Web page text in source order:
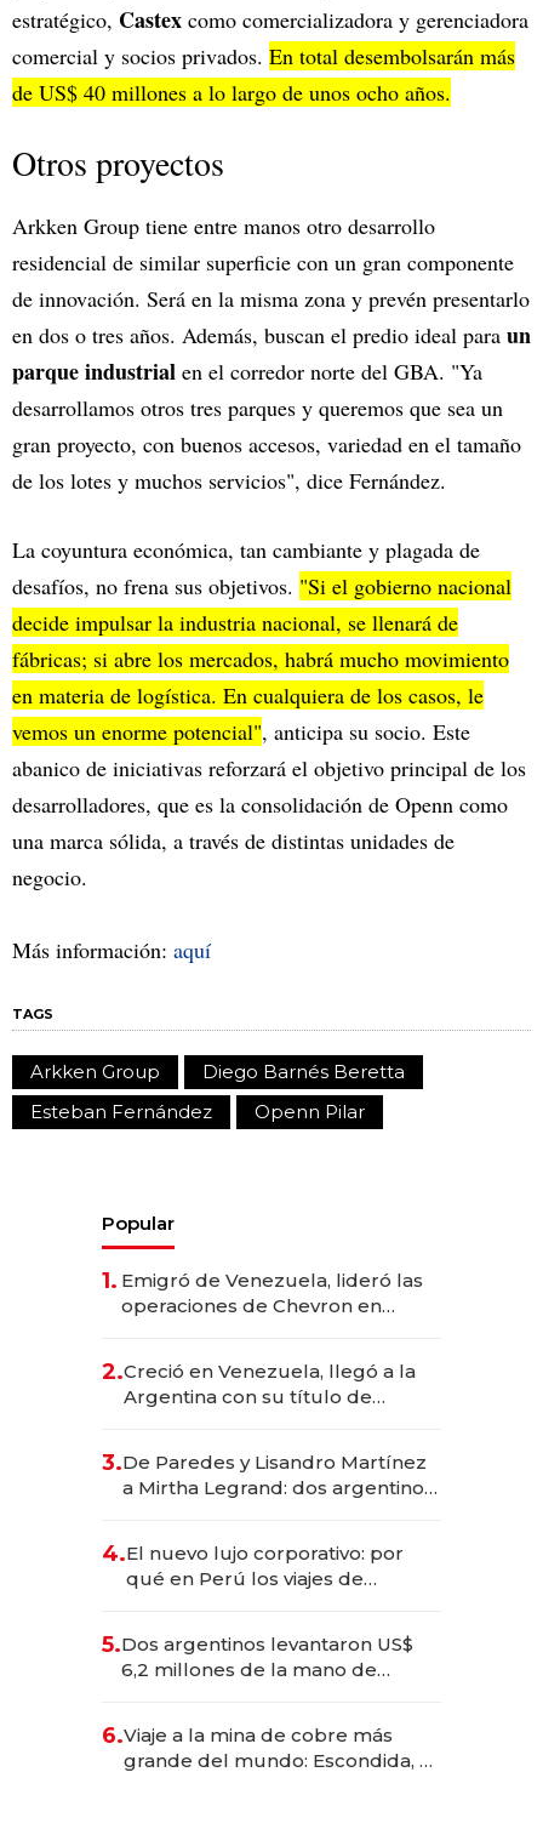
estratégico, Castex como comercializadora y gerenciadora
comercial y socios privados. En total desembolsarán más
de US$ 40 millones a lo largo de unos ocho años.
Otros proyectos
Arkken Group tiene entre manos otro desarrollo
residencial de similar superficie con un gran componente
de innovación. Será en la misma zona y prevén presentarlo
en dos o tres años. Además, buscan el predio ideal para un
parque industrial en el corredor norte del GBA. "Ya
desarrollamos otros tres parques y queremos que sea un
gran proyecto, con buenos accesos, variedad en el tamaño
de los lotes y muchos servicios", dice Fernández.
La coyuntura económica, tan cambiante y plagada de
desafíos, no frena sus objetivos. "Si el gobierno nacional
decide impulsar la industria nacional, se llenará de
fábricas; si abre los mercados, habrá mucho movimiento
en materia de logística. En cualquiera de los casos, le
vemos un enorme potencial", anticipa su socio. Este
abanico de iniciativas reforzará el objetivo principal de los
desarrolladores, que es la consolidación de Openn como
una marca sólida, a través de distintas unidades de
negocio.
Más información: aquí
TAGS
Arkken Group
Diego Barnés Beretta
Esteban Fernández
Openn Pilar
Popular
1. Emigró de Venezuela, lideró las
operaciones de Chevron en
2.Creció en Venezuela, llegó a la
Argentina con su título de
las marcas "fast premium"
3.De Paredes y Lisandro Martínez
a Mirtha Legrand: dos argentinos
4.El nuevo lujo corporativo: por
qué en Perú los viajes de
para convertirse en experiencias
transformadoras
5.Dos argentinos levantaron US$
6,2 millones de la mano de
6.Viaje a la mina de cobre más
grande del mundo: Escondida, el